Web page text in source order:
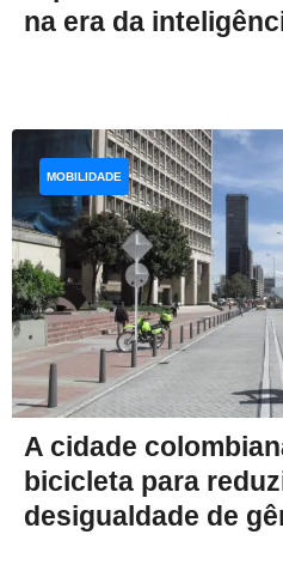
na era da
A cidade
bicicleta para
desigualdade de
MOBILIDADE